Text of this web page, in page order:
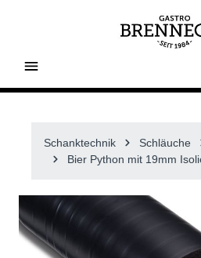
Schanktechnik Schläuche
Bier Python mit 19mm
Bildergalerie überspringen